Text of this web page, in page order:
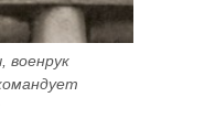
военрук